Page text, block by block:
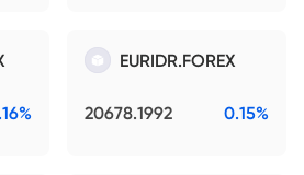
EURIDR.FOREX
20678.1992 0.15%